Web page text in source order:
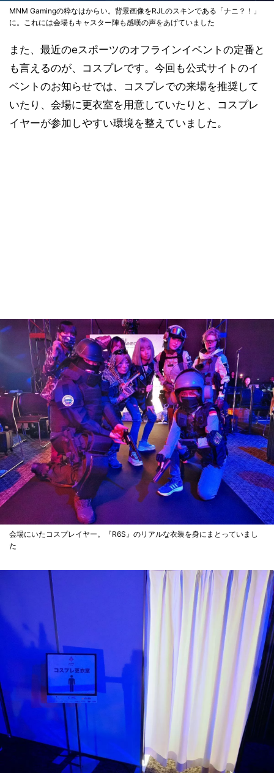
MNM Gamingの粋なはからい。背景画像をRJLのスキンである「ナニ？！」
に。これには会場もキャスター陣も感嘆の声をあげていました
また、最近のeスポーツのオフラインイベントの定番と
も言えるのが、コスプレです。今回も公式サイトのイ
ベントのお知らせでは、コスプレでの来場を推奨して
いたり、会場に更衣室を用意していたりと、コスプレ
イヤーが参加しやすい環境を整えていました。
会場にいたコスプレイヤー。『R6S』のリアルな衣装を身にまとっていまし
た